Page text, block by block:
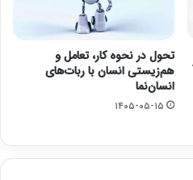
تحول در نحوه کار، تعامل و
هم‌زیستی انسان با ربات‌های
انسان‌نما
۱۴۰۵-۰۵-۱۵